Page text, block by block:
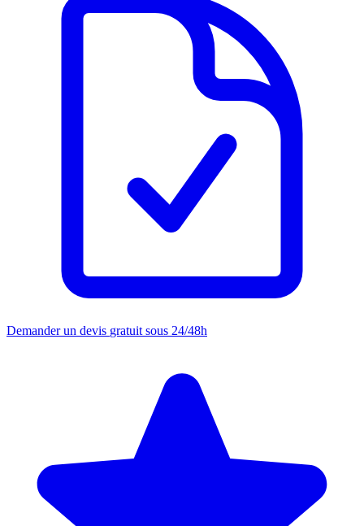
Demander un devis gratuit sous 24/48h